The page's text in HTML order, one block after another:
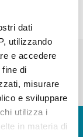
dati
utilizzando
e accedere
di
misurare
e sviluppare
utilizza i
in materia di
3 4